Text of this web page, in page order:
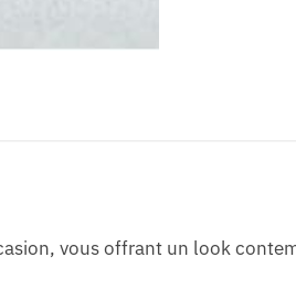
vous offrant un look